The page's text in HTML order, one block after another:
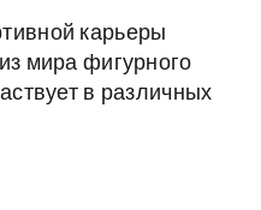
карьеры
мира фигурного
в различных